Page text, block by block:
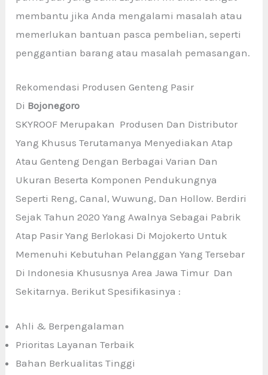
membantu jika Anda mengalami masalah atau
memerlukan bantuan pasca pembelian, seperti
penggantian barang atau masalah pemasangan.
Rekomendasi Produsen Genteng Pasir
Di Bojonegoro
SKYROOF Merupakan Produsen Dan Distributor
Yang Khusus Terutamanya Menyediakan Atap
Atau Genteng Dengan Berbagai Varian Dan
Ukuran Beserta Komponen Pendukungnya
Seperti Reng, Canal, Wuwung, Dan Hollow. Berdiri
Sejak Tahun 2020 Yang Awalnya Sebagai Pabrik
Atap Pasir Yang Berlokasi Di Mojokerto Untuk
Memenuhi Kebutuhan Pelanggan Yang Tersebar
Di Indonesia Khususnya Area Jawa Timur Dan
Sekitarnya. Berikut Spesifikasinya :
Ahli & Berpengalaman
Prioritas Layanan Terbaik
Bahan Berkualitas Tinggi